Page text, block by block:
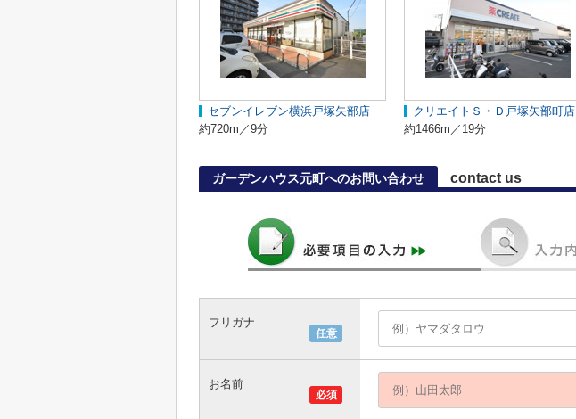
セブンイレブン横浜戸塚矢部店
約720m／9分
クリエイトＳ・Ｄ戸塚矢部町店
約1466m／19分
ガーデンハウス元町へのお問い合わせ contact us
任意
フリガナ
必須
お名前